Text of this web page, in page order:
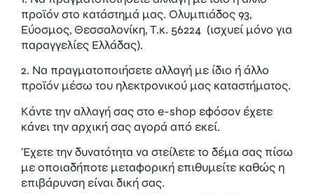
προϊόν στο κατάστημά μας. Ολυμπιάδος 93,
Εύοσμος, Θεσσαλονίκη, Τ.κ. 56224 (ισχυεί μόνο για
παραγγελίες Ελλάδας).
2. Να πραγματοποιήσετε αλλαγή με ίδιο ή άλλο
προϊόν μέσω του ηλεκτρονικού μας καταστήματος.
Κάντε την αλλαγή σας στο e-shop εφόσον έχετε
κάνει την αρχική σας αγορά από εκεί.
Έχετε την δυνατότητα να στείλετε το δέμα σας πίσω
με οποιαδήποτε μεταφορική επιθυμείτε καθώς η
επιβάρυνση είναι δική σας.